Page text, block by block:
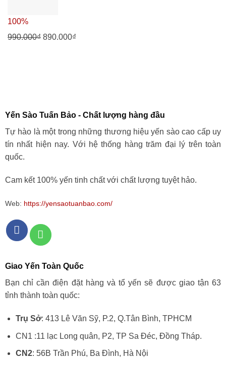
100%
990.000₫ 890.000₫
Yến Sào Tuấn Bảo - Chất lượng hàng đầu
Tự hào là một trong những thương hiệu yến sào cao cấp uy
tín nhất hiện nay. Với hệ thống hàng trăm đại lý trên toàn
quốc.
Cam kết 100% yến tinh chất với chất lượng tuyệt hảo.
Web: https://yensaotuanbao.com/
Giao Yến Toàn Quốc
Bạn chỉ cần điện đặt hàng và tổ yến sẽ được giao tận 63
tỉnh thành toàn quốc:
Trụ Sở: 413 Lê Văn Sỹ, P.2, Q.Tân Bình, TPHCM
CN1 :11 lạc Long quân, P2, TP Sa Đéc, Đồng Tháp.
CN2: 56B Trần Phú, Ba Đình, Hà Nội